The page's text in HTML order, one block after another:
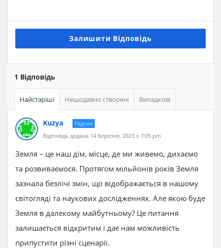
Залишити Відповідь
1 Відповідь
Найстаріші Нещодавно створені Випадкові
Kuzya
Радник
Відповідь додана 14 Березня, 2023 о 7:05 pm
Земля – це наш дім, місце, де ми живемо, дихаємо
та розвиваємося. Протягом мільйонів років Земля
зазнала безлічі змін, що відображається в нашому
світогляді та наукових дослідженнях. Але якою буде
Земля в далекому майбутньому? Це питання
залишається відкритим і дає нам можливість
припустити різні сценарії.